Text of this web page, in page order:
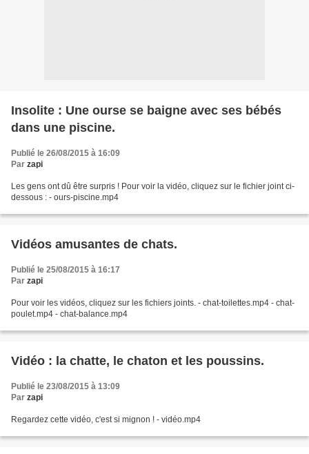
Insolite : Une ourse se baigne avec ses bébés
dans une piscine.
Publié le 26/08/2015 à 16:09
Par zapi
Les gens ont dû être surpris ! Pour voir la vidéo, cliquez sur le fichier joint ci-
dessous : - ours-piscine.mp4
Vidéos amusantes de chats.
Publié le 25/08/2015 à 16:17
Par zapi
Pour voir les vidéos, cliquez sur les fichiers joints. - chat-toilettes.mp4 - chat-
poulet.mp4 - chat-balance.mp4
Vidéo : la chatte, le chaton et les poussins.
Publié le 23/08/2015 à 13:09
Par zapi
Regardez cette vidéo, c'est si mignon ! - vidéo.mp4